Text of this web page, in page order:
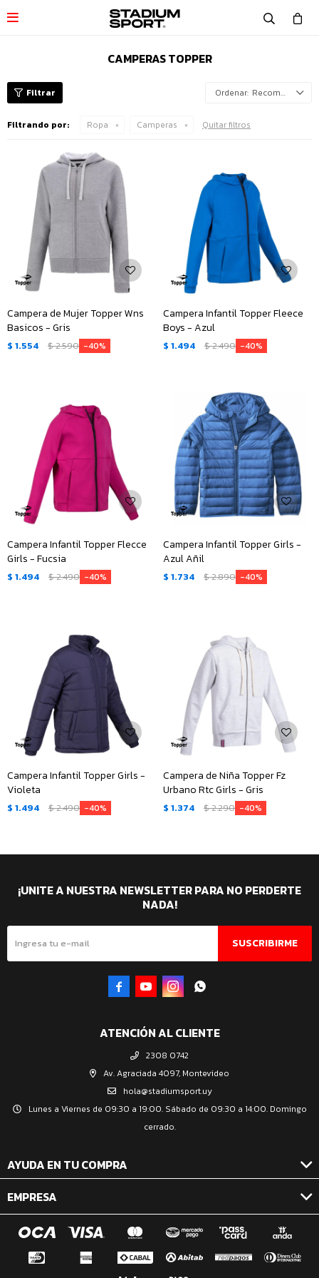

CAMPERAS TOPPER
Recomendados
Filtrando por: Ropa Camperas Quitar filtros
Campera de Mujer Topper Wns
Basicos - Gris
$ 1.554 $2.590 40
Campera Infantil Topper Fleece
Boys - Azul
$ 1.494 $2.490 40
Campera Infantil Topper Flecce
Girls - Fucsia
$ 1.494 $2.490 40
Campera Infantil Topper Girls -
Azul Añil
$ 1.734 $2.890 40
Campera Infantil Topper Girls -
Violeta
$ 1.494 $2.490 40
Campera de Niña Topper Fz
Urbano Rtc Girls - Gris
$ 1.374 $2.290 40
ATENCIÓN AL CLIENTE
2308 0742
Av. Agraciada 4097, Montevideo
hola@stadiumsport.uy
Lunes a Viernes de 09:30 a 19:00. Sábado de 09:30 a 14:00. Domingo
cerrado.
AYUDA EN TU COMPRA
EMPRESA
¡UNITE A NUESTRA NEWSLETTER PARA NO PERDERTE
NADA!
SUSCRIBIRME
   